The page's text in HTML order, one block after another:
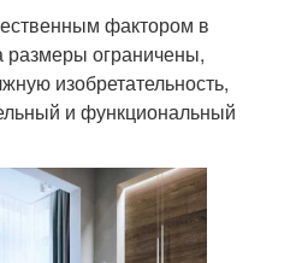
фактором в
размеры ограничены,
изобретательность,
и функциональный